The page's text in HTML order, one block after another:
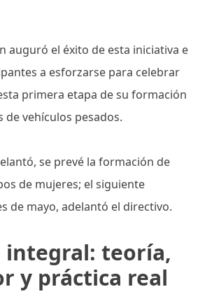
auguró el éxito de esta iniciativa e
a esforzarse para celebrar
primera etapa de su formación
vehículos pesados.
se prevé la formación de
de mujeres; el siguiente
de mayo, adelantó el directivo.
integral: teoría,
y práctica real